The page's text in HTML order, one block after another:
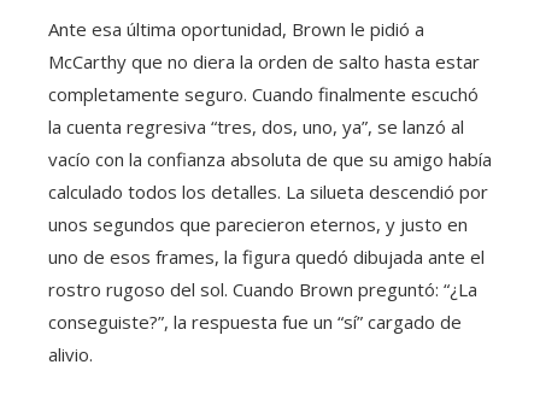
Ante esa última oportunidad, Brown le pidió a
McCarthy que no diera la orden de salto hasta estar
completamente seguro. Cuando finalmente escuchó
la cuenta regresiva “tres, dos, uno, ya”, se lanzó al
vacío con la confianza absoluta de que su amigo había
calculado todos los detalles. La silueta descendió por
unos segundos que parecieron eternos, y justo en
uno de esos frames, la figura quedó dibujada ante el
rostro rugoso del sol. Cuando Brown preguntó: “¿La
conseguiste?”, la respuesta fue un “sí” cargado de
alivio.